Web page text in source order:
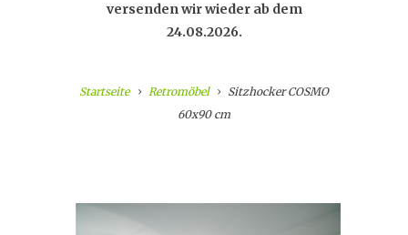
versenden wir wieder ab dem
24.08.2026.
Startseite Retromöbel
Sitzhocker COSMO
60x90 cm